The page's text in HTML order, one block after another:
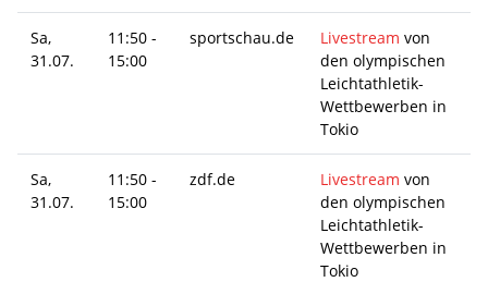
Sa,
31.07.
11:50 -
15:00
sportschau.de Livestream von
den olympischen
Leichtathletik-
Wettbewerben in
Tokio
Sa,
31.07.
11:50 -
15:00
zdf.de Livestream von
den olympischen
Leichtathletik-
Wettbewerben in
Tokio